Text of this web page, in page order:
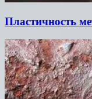
Пластичность